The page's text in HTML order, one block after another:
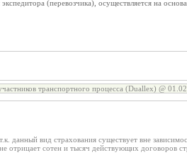
(перевозчика), осуществляется на
транспортного процесса (Duallex) @
данный вид страхования существует вне
отрицает сотен и тысяч действующих договоров